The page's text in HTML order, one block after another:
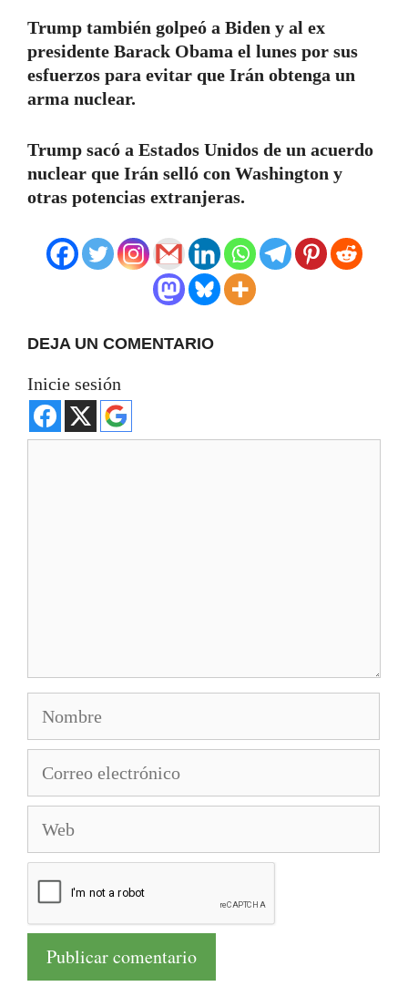
Trump también golpeó a Biden y al ex
presidente Barack Obama el lunes por sus
esfuerzos para evitar que Irán obtenga un
arma nuclear.
Trump sacó a Estados Unidos de un acuerdo
nuclear que Irán selló con Washington y
otras potencias extranjeras.
DEJA UN COMENTARIO
Inicie sesión
electrónico